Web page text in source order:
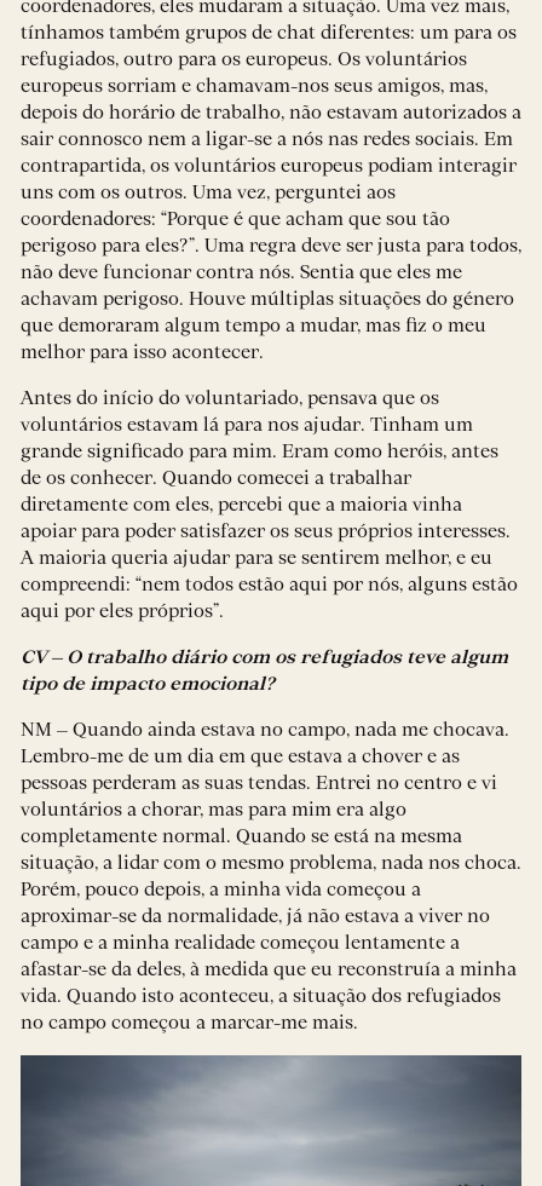
coordenadores, eles mudaram a situação. Uma vez mais,
tínhamos também grupos de chat diferentes: um para os
refugiados, outro para os europeus. Os voluntários
europeus sorriam e chamavam-nos seus amigos, mas,
depois do horário de trabalho, não estavam autorizados a
sair connosco nem a ligar-se a nós nas redes sociais. Em
contrapartida, os voluntários europeus podiam interagir
uns com os outros. Uma vez, perguntei aos
coordenadores: “Porque é que acham que sou tão
perigoso para eles?”. Uma regra deve ser justa para todos,
não deve funcionar contra nós. Sentia que eles me
achavam perigoso. Houve múltiplas situações do género
que demoraram algum tempo a mudar, mas fiz o meu
melhor para isso acontecer.
Antes do início do voluntariado, pensava que os
voluntários estavam lá para nos ajudar. Tinham um
grande significado para mim. Eram como heróis, antes
de os conhecer. Quando comecei a trabalhar
diretamente com eles, percebi que a maioria vinha
apoiar para poder satisfazer os seus próprios interesses.
A maioria queria ajudar para se sentirem melhor, e eu
compreendi: “nem todos estão aqui por nós, alguns estão
aqui por eles próprios”.
CV – O trabalho diário com os refugiados teve algum
tipo de impacto emocional?
NM – Quando ainda estava no campo, nada me chocava.
Lembro-me de um dia em que estava a chover e as
pessoas perderam as suas tendas. Entrei no centro e vi
voluntários a chorar, mas para mim era algo
completamente normal. Quando se está na mesma
situação, a lidar com o mesmo problema, nada nos choca.
Porém, pouco depois, a minha vida começou a
aproximar-se da normalidade, já não estava a viver no
campo e a minha realidade começou lentamente a
afastar-se da deles, à medida que eu reconstruía a minha
vida. Quando isto aconteceu, a situação dos refugiados
no campo começou a marcar-me mais.